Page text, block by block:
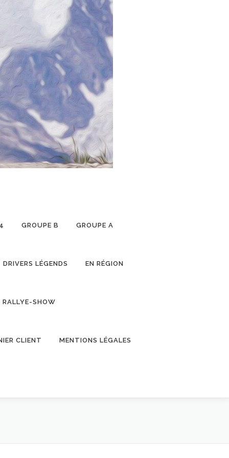
GROUPE B GROUPE A
DRIVERS LÉGENDS EN RÉGION
RALLYE-SHOW
CLIENT MENTIONS LÉGALES